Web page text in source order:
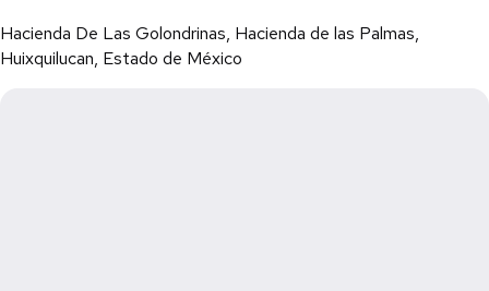
Hacienda De Las Golondrinas, Hacienda de las Palmas,
Huixquilucan, Estado de México